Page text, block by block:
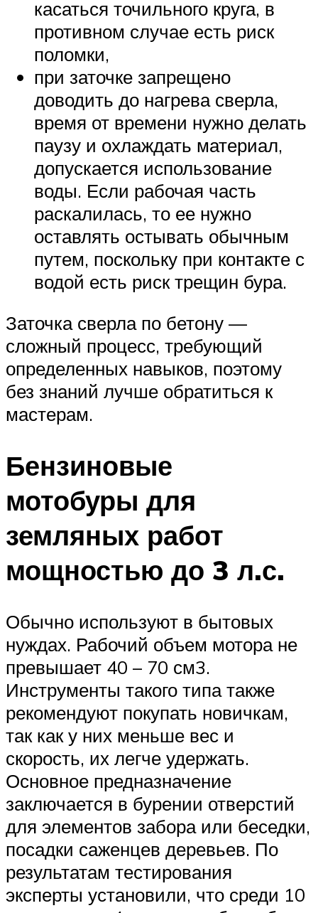
касаться точильного круга, в
противном случае есть риск
поломки,
при заточке запрещено
доводить до нагрева сверла,
время от времени нужно делать
паузу и охлаждать материал,
допускается использование
воды. Если рабочая часть
раскалилась, то ее нужно
оставлять остывать обычным
путем, поскольку при контакте с
водой есть риск трещин бура.
Заточка сверла по бетону —
сложный процесс, требующий
определенных навыков, поэтому
без знаний лучше обратиться к
мастерам.
Бензиновые
мотобуры для
земляных работ
мощностью до 3 л.с.
Обычно используют в бытовых
нуждах. Рабочий объем мотора не
превышает 40 – 70 см3.
Инструменты такого типа также
рекомендуют покупать новичкам,
так как у них меньше вес и
скорость, их легче удержать.
Основное предназначение
заключается в бурении отверстий
для элементов забора или беседки,
посадки саженцев деревьев. По
результатам тестирования
эксперты установили, что среди 10